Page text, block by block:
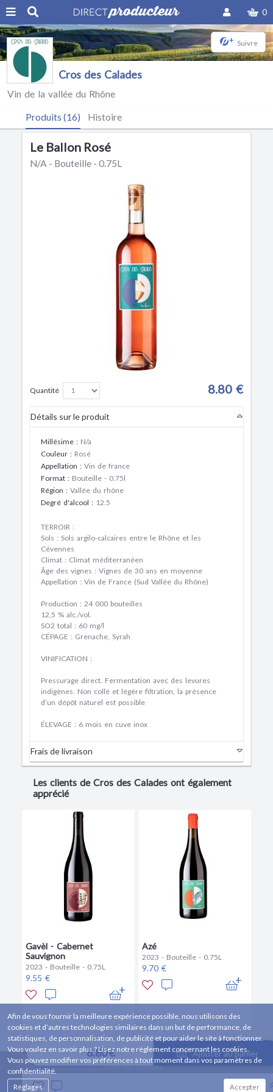
0
+ Suivre
Cros des Calades
Vin de la vallée du Rhône
Produits (16) Histoire
Le Ballon Rosé
N/A - Bouteille - 0.75L
Quantité 8.80 €
Détails sur le produit
Millésime : N/a
Couleur : Rosé
Appellation : Vin de france
Format : Bouteille - 0.75l
Région : Vallée du rhône
Degré d'alcool : 12.5
TERROIR :
Sols : Sols argilo-calcaires entre le Rhône et les
Cévennes
Climat : Climat méditerranéen
Âge des vignes : Vignes de 30 ans en moyenne
Appellation : Vin de France (Sud Vallée du Rhône)
Production : 24 000 bouteilles
12,5 % alc./vol.
SO2 total : 60 mg/l
CÉPAGE : Grenache, Syrah
VINIFICATION :
Pressurage direct. Fermentation avec des levures
indigènes. Non collé et légère filtration, la présence
d’un dépôt naturel est possible
ÉLEVAGE : 6 mois en cuve inox
Frais de livraison
Les clients de Cros des Calades ont également
apprécié
Gavèl - Cabernet
Sauvignon
2023 - Bouteille - 0.75L
9.55 €
Azé
2023 - Bouteille - 0.75L
9.70 €
8.80 € Ajouter au panier
Cros des Calades
1067 rte Stade 07120 Grospierres, 07120 GROSPIERRES, FRANCE
Afin de vous fournir la meilleure expérience possible, nous utilisons des
cookies et d’autres technologies similaires dans un but de performance, de
statistiques, de personnalisation, de publicité et pour aider le site à fonctionner.
Vous voulez en savoir plus ? Lisez notre règlement concernant les cookies.
Vous pouvez modifier vos préférences à tout moment dans vos paramètres de
confidentialité.
Réglages Accepter